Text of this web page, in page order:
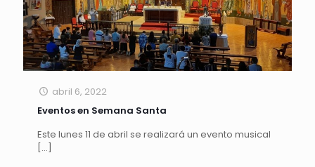
abril 6, 2022
Eventos en Semana Santa
Este lunes 11 de abril se realizará un evento musical
[…]